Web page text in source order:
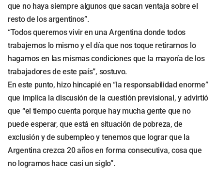
que no haya siempre algunos que sacan ventaja sobre el
resto de los argentinos”.
“Todos queremos vivir en una Argentina donde todos
trabajemos lo mismo y el día que nos toque retirarnos lo
hagamos en las mismas condiciones que la mayoría de los
trabajadores de este país”, sostuvo.
En este punto, hizo hincapié en “la responsabilidad enorme”
que implica la discusión de la cuestión previsional, y advirtió
que “el tiempo cuenta porque hay mucha gente que no
puede esperar, que está en situación de pobreza, de
exclusión y de subempleo y tenemos que lograr que la
Argentina crezca 20 años en forma consecutiva, cosa que
no logramos hace casi un siglo”.